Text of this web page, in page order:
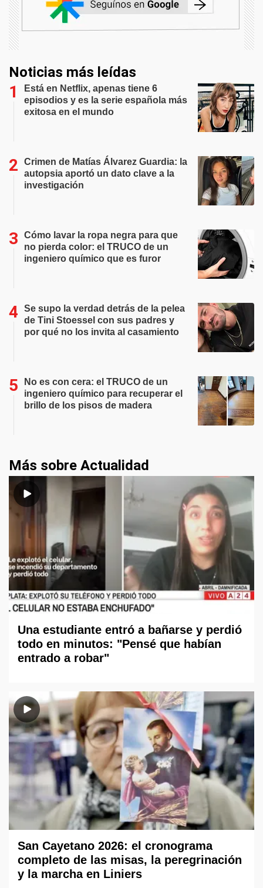
Noticias más leídas
Está en Netflix, apenas tiene 6
episodios y es la serie española más
exitosa en el mundo
Crimen de Matías Álvarez Guardia: la
autopsia aportó un dato clave a la
investigación
Cómo lavar la ropa negra para que
no pierda color: el TRUCO de un
ingeniero químico que es furor
Se supo la verdad detrás de la pelea
de Tini Stoessel con sus padres y
por qué no los invita al casamiento
No es con cera: el TRUCO de un
ingeniero químico para recuperar el
brillo de los pisos de madera
Más sobre Actualidad
Una estudiante entró a bañarse y perdió
todo en minutos: "Pensé que habían
entrado a robar"
San Cayetano 2026: el cronograma
completo de las misas, la peregrinación
y la marcha en Liniers